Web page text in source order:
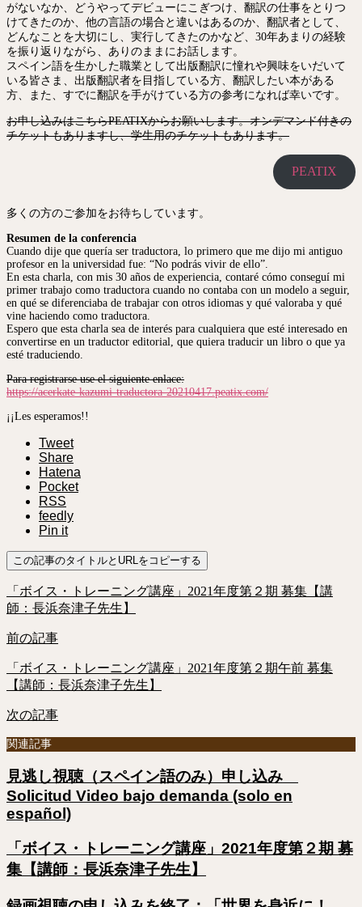
がないなか、どうやってデビューにこぎつけ、翻訳の仕事をとりつ
けてきたのか、他の言語の場合と違いはあるのか、翻訳者として、
どんなことを大切にし、実行してきたのかなど、30年あまりの経験
を振り返りながら、ありのままにお話します。
スペイン語を生かした職業として出版翻訳に憧れや興味をいだいて
いる皆さま、出版翻訳者を目指している方、翻訳したい本がある
方、また、すでに翻訳を手がけている方の参考になれば幸いです。
お申し込みはこちらPEATIXからお願いします。オンデマンド付きの
チケットもありますし、学生用のチケットもあります。
PEATIX
多くの方のご参加をお待ちしています。
Resumen de la conferencia
Cuando dije que quería ser traductora, lo primero que me dijo mi antiguo
profesor en la universidad fue: “No podrás vivir de ello”.
En esta charla, con mis 30 años de experiencia, contaré cómo conseguí mi
primer trabajo como traductora cuando no contaba con un modelo a seguir,
en qué se diferenciaba de trabajar con otros idiomas y qué valoraba y qué
vine haciendo como traductora.
Espero que esta charla sea de interés para cualquiera que esté interesado en
convertirse en un traductor editorial, que quiera traducir un libro o que ya
esté traduciendo.
Para registrarse use el siguiente enlace:
https://acerkate-kazumi-traductora-20210417.peatix.com/
¡¡Les esperamos!!
Tweet
Share
Hatena
Pocket
RSS
feedly
Pin it
この記事のタイトルとURLをコピーする
「ボイス・トレーニング講座」2021年度第２期 募集【講
師：長浜奈津子先生】
前の記事
「ボイス・トレーニング講座」2021年度第２期午前 募集
【講師：長浜奈津子先生】
次の記事
関連記事
見逃し視聴（スペイン語のみ）申し込み
Solicitud Video bajo demanda (solo en
español)
「ボイス・トレーニング講座」2021年度第２期 募
集【講師：長浜奈津子先生】